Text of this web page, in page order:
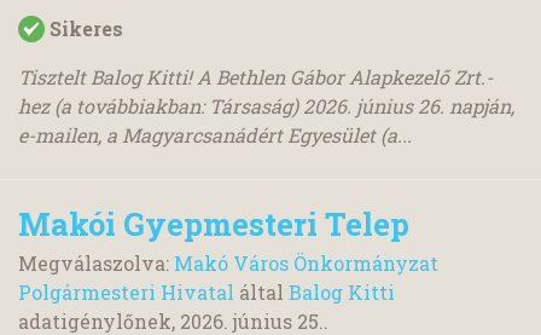
Sikeres
Tisztelt Balog Kitti! A Bethlen Gábor Alapkezelő Zrt.-
hez (a továbbiakban: Társaság) 2026. június 26. napján,
e-mailen, a Magyarcsanádért Egyesület (a...
Makói Gyepmesteri Telep
Megválaszolva: Makó Város Önkormányzat
Polgármesteri Hivatal által Balog Kitti
adatigénylőnek, 2026. június 25..